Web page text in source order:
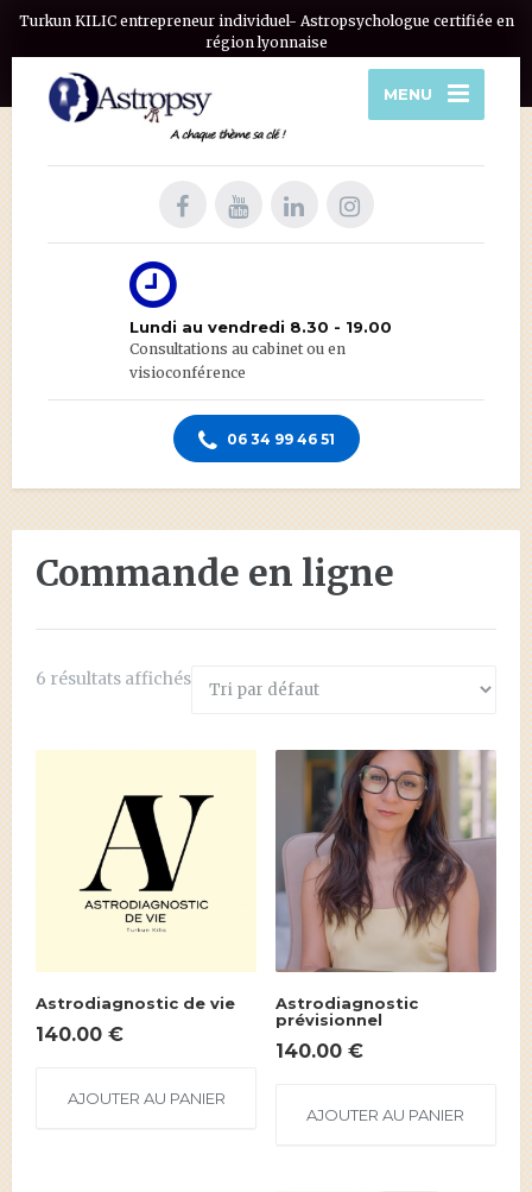
Turkun KILIC entrepreneur individuel- Astropsychologue certifiée en
région lyonnaise
MENU
Lundi au vendredi 8.30 - 19.00
Consultations au cabinet ou en
visioconférence
06 34 99 46 51
Commande en ligne
6 résultats affichés
Astrodiagnostic de vie
140.00 €
AJOUTER AU PANIER
Astrodiagnostic
prévisionnel
140.00 €
AJOUTER AU PANIER